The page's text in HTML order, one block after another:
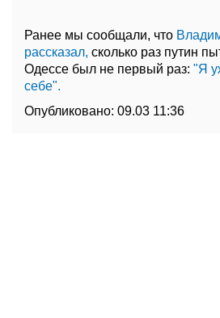
Ранее мы сообщали, что
рассказал, сколько раз путин
Одессе был не первый раз: "Я
себе".
Опубликовано: 09.03 11:36